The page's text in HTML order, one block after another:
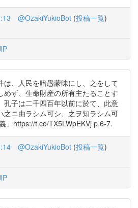
@OzakiYukioBot (投稿一覧)
は、人民を暗愚蒙昧にし、之をして
めず、生命財産の所有主たることす
孔子は二千四百年以前に於て、此意
之ニ由ラシム可シ、之ヲ知ラシム可
」https://t.co/TX5LWpEKVj p.6-7.
@OzakiYukioBot (投稿一覧)